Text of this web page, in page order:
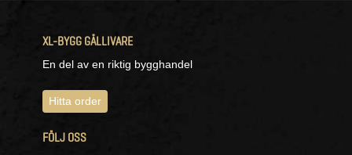
XL-BYGG GÄLLIVARE
En del av en riktig bygghandel
Hitta order
FÖLJ OSS